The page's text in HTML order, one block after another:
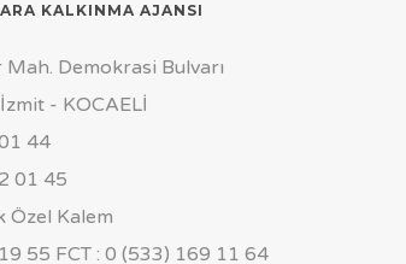
KALKINMA AJANSI
Demokrasi Bulvarı
- KOCAELİ
44
01 45
Özel Kalem
55 FCT : 0 (533) 169 11 64